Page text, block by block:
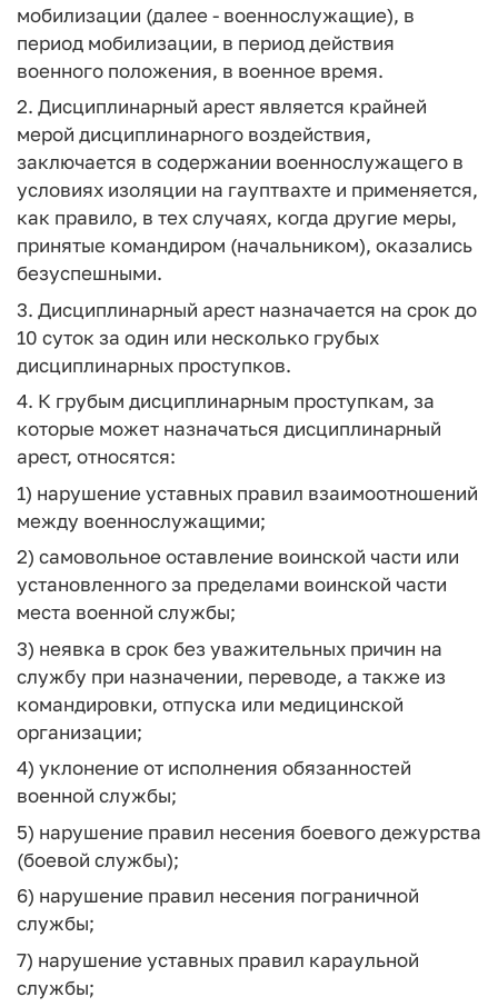
мобилизации (далее - военнослужащие), в
период мобилизации, в период действия
военного положения, в военное время.
2. Дисциплинарный арест является крайней
мерой дисциплинарного воздействия,
заключается в содержании военнослужащего в
условиях изоляции на гауптвахте и применяется,
как правило, в тех случаях, когда другие меры,
принятые командиром (начальником), оказались
безуспешными.
3. Дисциплинарный арест назначается на срок до
10 суток за один или несколько грубых
дисциплинарных проступков.
4. К грубым дисциплинарным проступкам, за
которые может назначаться дисциплинарный
арест, относятся:
1) нарушение уставных правил взаимоотношений
между военнослужащими;
2) самовольное оставление воинской части или
установленного за пределами воинской части
места военной службы;
3) неявка в срок без уважительных причин на
службу при назначении, переводе, а также из
командировки, отпуска или медицинской
организации;
4) уклонение от исполнения обязанностей
военной службы;
5) нарушение правил несения боевого дежурства
(боевой службы);
6) нарушение правил несения пограничной
службы;
7) нарушение уставных правил караульной
службы;